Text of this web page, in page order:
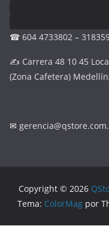
☎ 604 4733802 –
✍ Carrera 48 10 45
(Zona Cafetera)
✉
Copyright © 2026
Tema: ColorMagpor